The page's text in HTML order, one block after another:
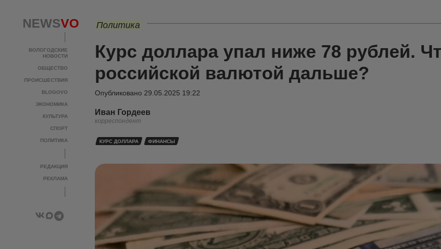
NEWSVO
ВОЛОГОДСКИЕ
НОВОСТИ
ОБЩЕСТВО
ПРОИСШЕСТВИЯ
BLOGOVO
ЭКОНОМИКА
КУЛЬТУРА
СПОРТ
ПОЛИТИКА
РЕДАКЦИЯ
РЕКЛАМА
Политика
Курс доллара упал ниже 78 рублей.
российской валютой дальше?
Опубликовано 29.05.2025 19:22
Иван Гордеев
корреспондент
КУРС ДОЛЛАРА ФИНАНСЫ